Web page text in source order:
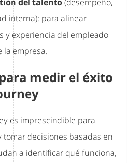
interna): para alinear
y experiencia del empleado
la empresa.
medir el éxito
es imprescindible para
decisiones basadas en
a identificar qué funciona,